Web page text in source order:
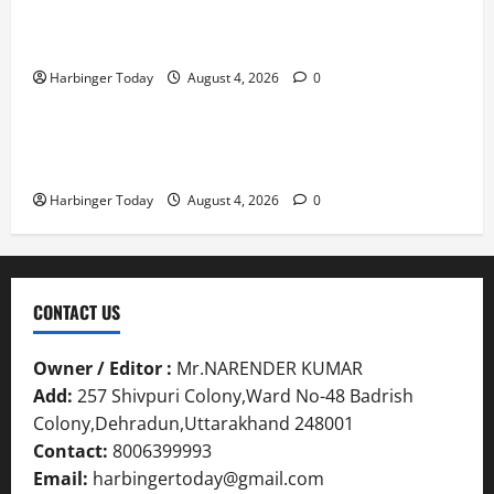
Harbinger Today August 4, 2026 0
Blog
Harbinger Today August 4, 2026 0
CONTACT US
Owner / Editor : Mr.NARENDER KUMAR
Add: 257 Shivpuri Colony,Ward No-48 Badrish
Colony,Dehradun,Uttarakhand 248001
Contact: 8006399993
Email: harbingertoday@gmail.com